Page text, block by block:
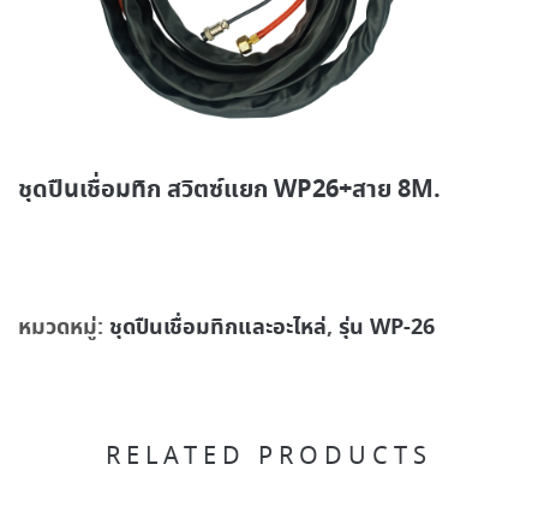
ชุดปืนเชื่อมทิก สวิตซ์แยก WP26+สาย 8M.
หมวดหมู่: ชุดปืนเชื่อมทิกและอะไหล่, รุ่น WP-26
RELATED PRODUCTS